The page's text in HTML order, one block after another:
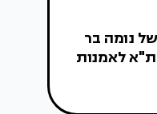
נומה בר
ת"א לאמנות